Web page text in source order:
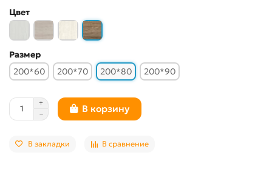
Цвет
Размер
200*60
200*70 200*80 200*90
В корзину
В закладки В сравнение